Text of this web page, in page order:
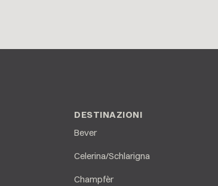
DESTINAZIONI
Bever
Celerina/Schlarigna
Champfèr